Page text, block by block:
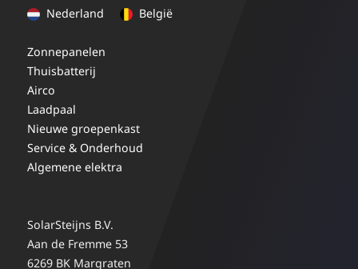
Nederland België
Zonnepanelen
Thuisbatterij
Airco
Laadpaal
Nieuwe groepenkast
Service & Onderhoud
Algemene elektra
SolarSteijns B.V.
Aan de Fremme 53
6269 BK Margraten